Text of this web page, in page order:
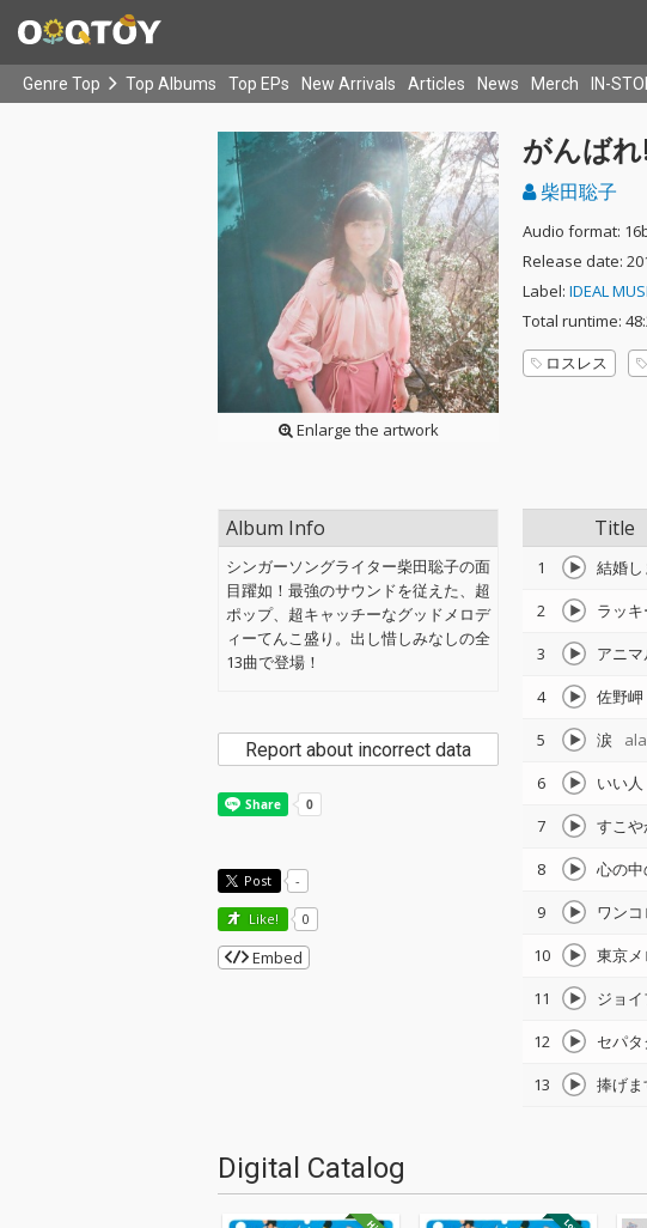
Genre Top Top Albums Top EPs New Arrivals Articles News Merch IN-
Enlarge the artwork
がんば
柴田聡子
Audio format:
Release date:
Label: IDEAL
Total runtime:
ロスレス
Title
1 結婚
2
ラッ
3
アニ
4
佐野岬
5
涙
6
いい人
7
すこや
8
心の
9
ワン
10
東京メ
11
ジョ
12
セパ
13
捧げま
Album Info
シンガーソングライター柴田聡子の面
目躍如！最強のサウンドを従えた、超
ポップ、超キャッチーなグッドメロデ
ィーてんこ盛り。出し惜しみなしの全
13曲で登場！
Report about incorrect data
Post -
Like! 0
Embed
Digital Catalog